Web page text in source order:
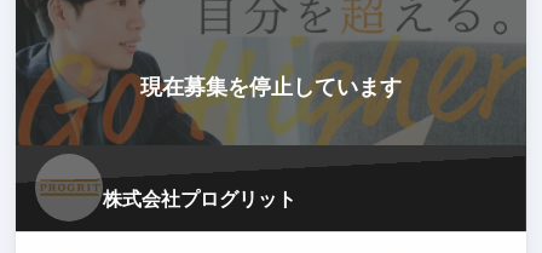
現在募集を停止しています
株式会社プログリット